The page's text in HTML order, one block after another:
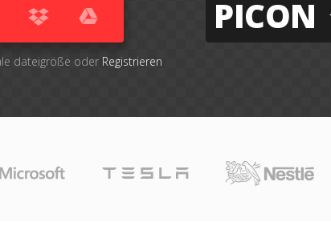
dateigröße oder Registrieren
PICON